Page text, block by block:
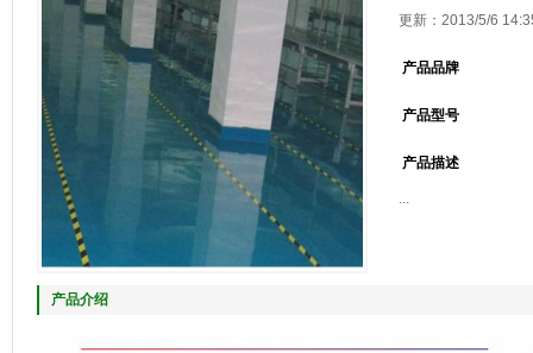
更新：2013/5/6
产品品牌
产品型号
产品描述
...
产品介绍